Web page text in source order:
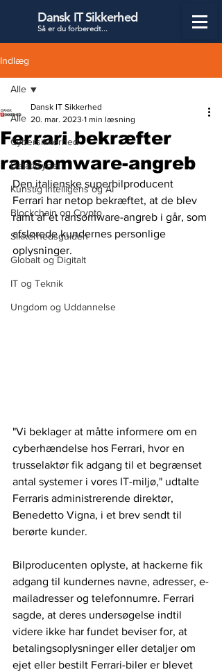
Dansk IT Sikkerhed
Så er du forberedt...
Indlæg
Alle
Cybersikkerhed
Datatilsynet
Kunstig Intelligens og AI
Blockchain og Crypto
Sikkerhedsguiden
Globalt og Digitalt
IT og Teknik
Ungdom og Uddannelse
Alle
Ferrari bekræfter
ransomware-angreb
Dansk IT Sikkerhed
20. mar. 2023 1 min læsning
Den italienske superbilproducent
Ferrari har netop bekræftet, at de blev
ramt af et ransomware-angreb i går, som
afslørede kundernes personlige
oplysninger.
"Vi beklager at måtte informere om en
cyberhændelse hos Ferrari, hvor en
trusselaktør fik adgang til et begrænset
antal systemer i vores IT-miljø," udtalte
Ferraris administrerende direktør,
Benedetto Vigna, i et brev sendt til
berørte kunder.
Bilproducenten oplyste, at hackerne fik
adgang til kundernes navne, adresser, e-
mailadresser og telefonnumre. Ferrari
sagde, at deres undersøgelse indtil
videre ikke har fundet beviser for, at
betalingsoplysninger eller detaljer om
ejet eller bestilt Ferrari-biler er blevet